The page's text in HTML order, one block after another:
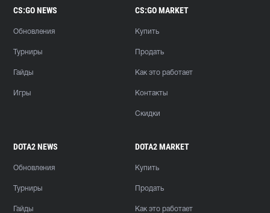
CS:GO NEWS
Обновления
Турниры
Гайды
Игры
CS:GO MARKET
Купить
Продать
Как это работает
Контакты
Скидки
DOTA2 NEWS
Обновления
Турниры
Гайды
DOTA2 MARKET
Купить
Продать
Как это работает